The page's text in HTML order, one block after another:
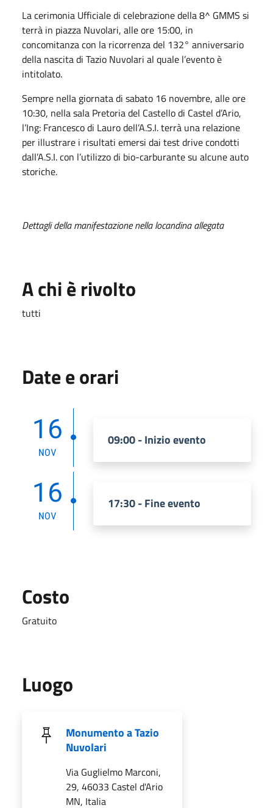
La cerimonia Ufficiale di celebrazione della 8^ GMMS si
terrà in piazza Nuvolari, alle ore 15:00, in
concomitanza con la ricorrenza del 132° anniversario
della nascita di Tazio Nuvolari al quale l’evento è
intitolato.
Sempre nella giornata di sabato 16 novembre, alle ore
10:30, nella sala Pretoria del Castello di Castel d’Ario,
l’Ing: Francesco di Lauro dell’A.S.I. terrà una relazione
per illustrare i risultati emersi dai test drive condotti
dall’A.S.I. con l’utilizzo di bio-carburante su alcune auto
storiche.
Dettagli della manifestazione nella locandina allegata
A chi è rivolto
tutti
Date e orari
16
NOV
09:00 - Inizio evento
16
NOV
17:30 - Fine evento
Costo
Gratuito
Luogo
Monumento a Tazio
Nuvolari
Via Guglielmo Marconi,
29, 46033 Castel d'Ario
MN, Italia